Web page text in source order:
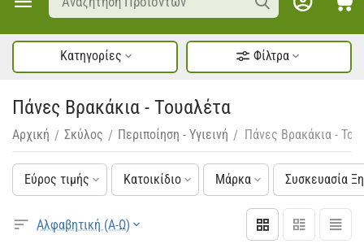
Κατηγορίες Φίλτρα
Πάνες Βρακάκια - Τουαλέτα
Αρχική / Σκύλος / Περιποίηση - Υγιεινή / Πάνες Βρακάκια -
Εύρος τιμής Κατοικίδιο Μάρκα Συσκευασία
Αλφαβητική (Α-Ω)